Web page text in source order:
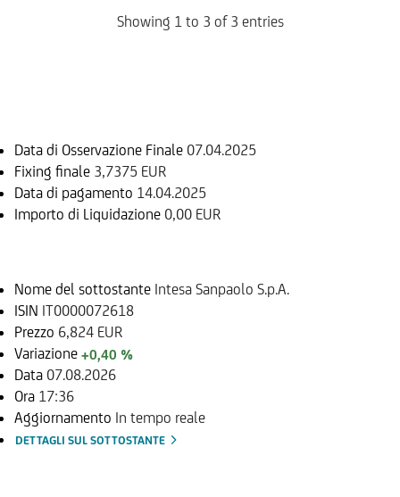
Showing 1 to 3 of 3 entries
Data di Osservazione Finale 07.04.2025
Fixing finale 3,7375 EUR
Data di pagamento 14.04.2025
Importo di Liquidazione 0,00 EUR
Nome del sottostante Intesa Sanpaolo S.p.A.
ISIN IT0000072618
Prezzo 6,824 EUR
Variazione +0,40 %
Data 07.08.2026
Ora 17:36
Aggiornamento In tempo reale
DETTAGLI SUL SOTTOSTANTE